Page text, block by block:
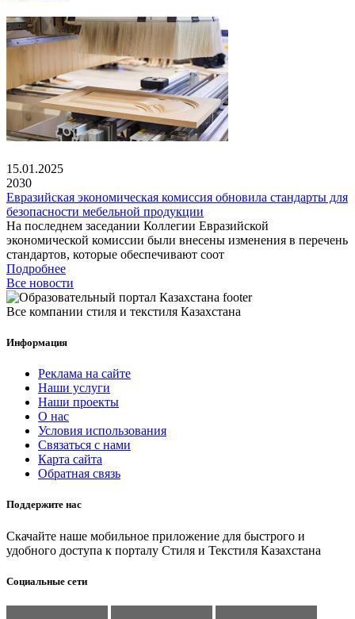
15.01.2025
2030
Евразийская экономическая комиссия обновила стандарты для
безопасности мебельной продукции
На последнем заседании Коллегии Евразийской
экономической комиссии были внесены изменения в перечень
стандартов, которые обеспечивают соот
Подробнее
Все новости
Все компании стиля и текстиля Казахстана
Информация
Реклама на сайте
Наши услуги
Наши проекты
О нас
Условия использования
Связаться с нами
Карта сайта
Обратная связь
Поддержите нас
Скачайте наше мобильное приложение для быстрого и
удобного доступа к порталу Стиля и Текстиля Казахстана
Социальные сети